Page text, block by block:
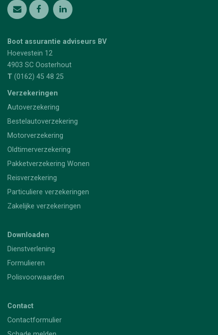
Boot assurantie adviseurs BV
Hoevestein 12
4903 SC Oosterhout
T (0162) 45 48 25
Verzekeringen
Autoverzekering
Bestelautoverzekering
Motorverzekering
Oldtimerverzekering
Pakketverzekering Wonen
Reisverzekering
Particuliere verzekeringen
Zakelijke verzekeringen
Downloaden
Dienstverlening
Formulieren
Polisvoorwaarden
Contact
Contactformulier